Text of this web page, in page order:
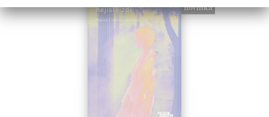
novinka